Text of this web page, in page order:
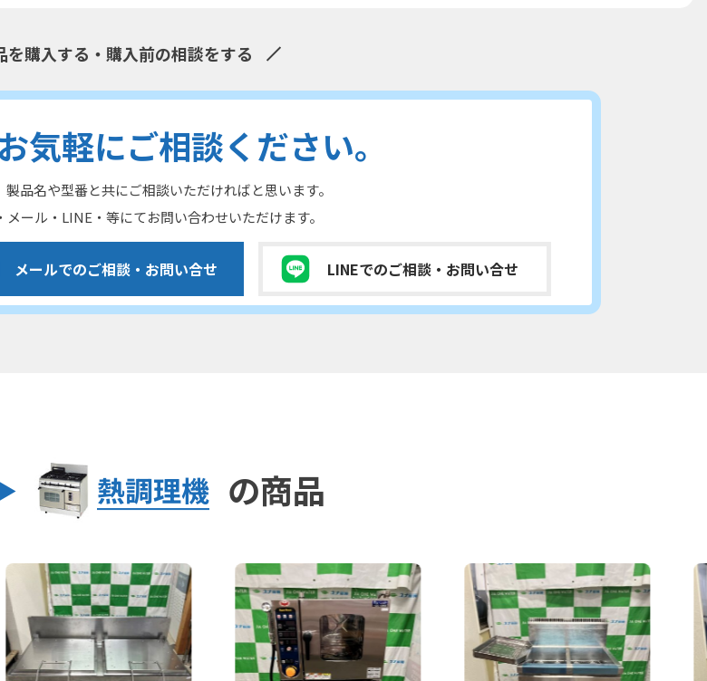
を購入する・購入前の相談をする
気軽にご相談ください。
品名や型番と共にご相談いただければと思います。
メール・LINE・等にてお問い合わせいただけます。
メールでのご相談 ・お問い合せ LINEでのご相談 ・お問い合せ
熱調理機 の商品